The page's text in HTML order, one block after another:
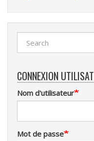
Recherche
CONNEXION
Nom d'utilisateur
Mot de passe